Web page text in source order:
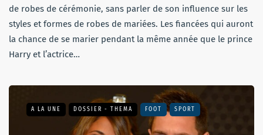
de robes de cérémonie, sans parler de son influence sur les
styles et formes de robes de mariées. Les fiancées qui auront
la chance de se marier pendant la même année que le prince
Harry et l’actrice…
A LA UNE DOSSIER - THEMA FOOT SPORT